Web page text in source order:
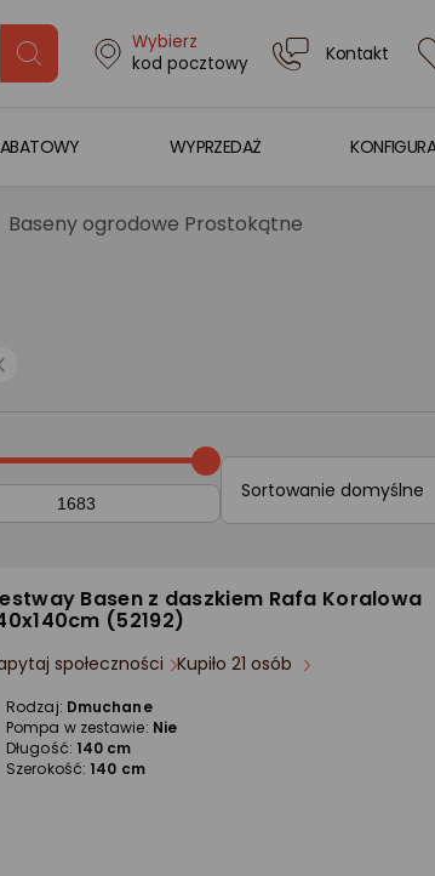
Wybierz
kod pocztowy
Kontakt
WYPRZEDAŻ
Baseny ogrodowe Prostokątne
Sortowanie domyślne
Basen z daszkiem Rafa Koralowa
(52192)
społeczności Kupiło 21 osób
Rodzaj: Dmuchane
Pompa w zestawie: Nie
Długość: 140 cm
Szerokość: 140 cm